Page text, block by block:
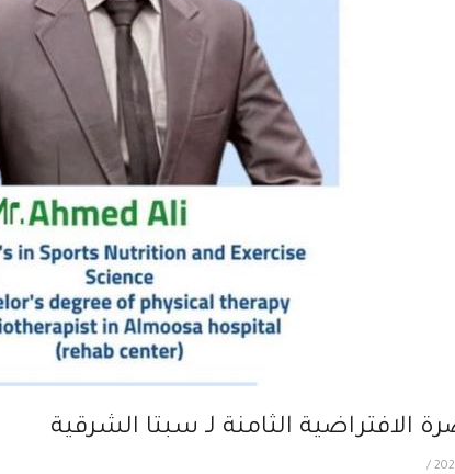
الافتراضية الثامنة لـ سبتا الشرقية
/